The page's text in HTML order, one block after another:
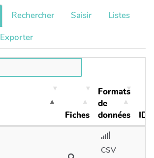
Rechercher Saisir
Listes
Exporter
Fiches
Formats
de
données
ID
CSV